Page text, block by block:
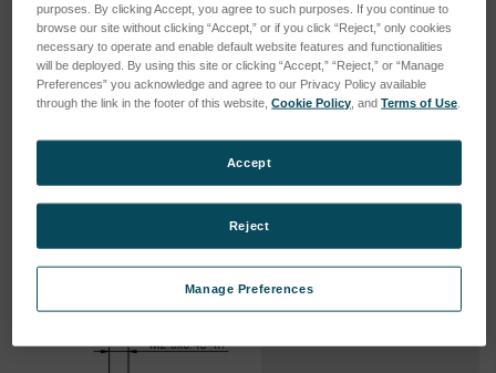
SKU: 008305-005
i prezzi
purposes. By clicking Accept, you agree to such purposes. If you continue to
browse our site without clicking “Accept,” or if you click “Reject,” only cookies
necessary to operate and enable default website features and functionalities
will be deployed. By using this site or clicking “Accept,” “Reject,” or “Manage
Preferences” you acknowledge and agree to our Privacy Policy available
through the link in the footer of this website,Cookie Policy , andTerms of Use
Manage Preferences
Reject
Accept